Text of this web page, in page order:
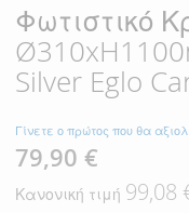
Φωτιστικό
Silver Eglo
Γίνετε ο πρώτος που θα
Ειδική
Τιμή
79,90 €
Κανονική τιμή 99,08